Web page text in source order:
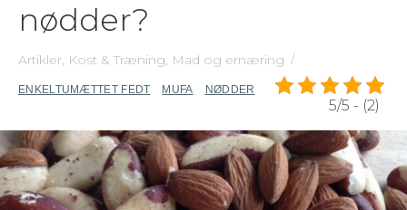
nødder?
Artikler, Kost & Træning, Mad og ernæring
ENKELTUMÆTTET FEDT MUFA NØDDER
5/5 - (2)